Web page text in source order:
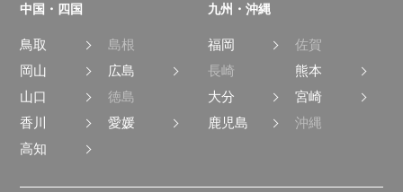
中国・四国
鳥取
島根
岡山
広島
山口
徳島
香川
愛媛
高知
九州・沖縄
福岡
佐賀
長崎
熊本
大分
宮崎
鹿児島
沖縄